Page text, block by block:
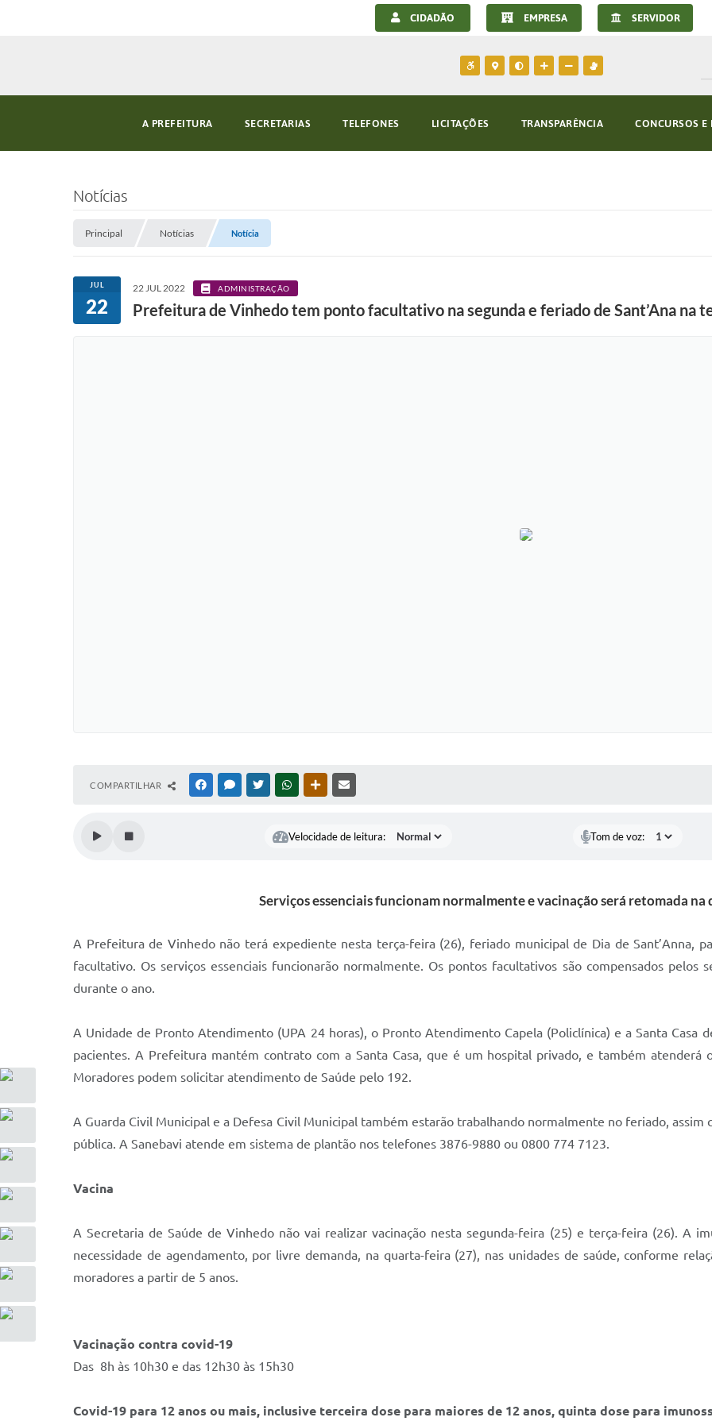
CIDADÃO EMPRESA SERVIDOR
A PREFEITURA SECRETARIAS TELEFONES LICITAÇÕES TRANSPARÊNCIA CONCURSOS E
Notícias
Principal Notícias Notícia
JUL
22
22 JUL 2022 ADMINISTRAÇÃO
Prefeitura de Vinhedo tem ponto facultativo na segunda e feriado de Sant’Ana na
COMPARTILHAR FACEBOOKMESSENGER
TWITTERWHATSAPPOUTRAS MÍDIAS
Velocidade de leitura: Tom de voz:
Serviços essenciais funcionam normalmente e vacinação será retomada
A Prefeitura de Vinhedo não terá expediente nesta terça-feira (26), feriado municipal de Dia de Sant’Anna,
facultativo. Os serviços essenciais funcionarão normalmente. Os pontos facultativos são compensados pelos
durante o ano.
A Unidade de Pronto Atendimento (UPA 24 horas), o Pronto Atendimento Capela (Policlínica) e a Santa Casa
pacientes. A Prefeitura mantém contrato com a Santa Casa, que é um hospital privado, e também
Moradores podem solicitar atendimento de Saúde pelo 192.
A Guarda Civil Municipal e a Defesa Civil Municipal também estarão trabalhando normalmente no feriado,
pública. A Sanebavi atende em sistema de plantão nos telefones 3876-9880 ou 0800 774 7123.
Vacina
A Secretaria de Saúde de Vinhedo não vai realizar vacinação nesta segunda-feira (25) e terça-feira (26). A
necessidade de agendamento, por livre demanda, na quarta-feira (27), nas unidades de saúde, conforme
moradores a partir de 5 anos.
Vacinação contra covid-19
Das 8h às 10h30 e das 12h30 às 15h30
Covid-19 para 12 anos ou mais, inclusive terceira dose para maiores de 12 anos, quinta dose para